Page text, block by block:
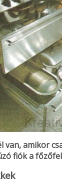
van, amikor
fiók a